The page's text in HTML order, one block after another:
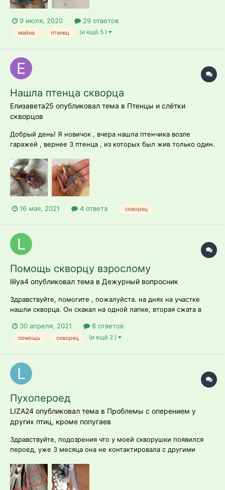
9 июля, 2020 29 ответов
майна птенец (и ещё 5 )
Нашла птенца скворца
Елизавета25 опубликовал тема в Птенцы и слётки
скворцов
Добрый день! Я новичок , вчера нашла птенчика возле
гаражей , вернее 3 птенца , из которых был жив только один.
звуков. Абсолютно голый и слепой. Поила с помощью ватной
палочки водичкой и насильно кормила мешанкой из яйца ,
кур...
16 мая, 2021 4 ответа скворец
Помощь скворцу взрослому
liliya4 опубликовал тема в Дежурный вопросник
Здравствуйте, помогите , пожалуйста. на днях на участке
нашли скворца. Он скакал на одной лапке, вторая сжата в
участок и переговаривался с другими скворцами, у нас
несколько скворечников.. Он забежал в теплицу, мы кормим
30 апреля, 2021 8 ответов
помощь скворец (и ещё 2 )
Пухопероед
LIZA24 опубликовал тема в Проблемы с оперением у
других птиц, кроме попугаев
Здравствуйте, подозрения что у моей скворушки появился
пероед, уже 3 месяца она не контактировала с другими
выпали крыльевые и хвостовые перья, но после витаминок
все прошло, и все перья выросли. Но после линьки новые